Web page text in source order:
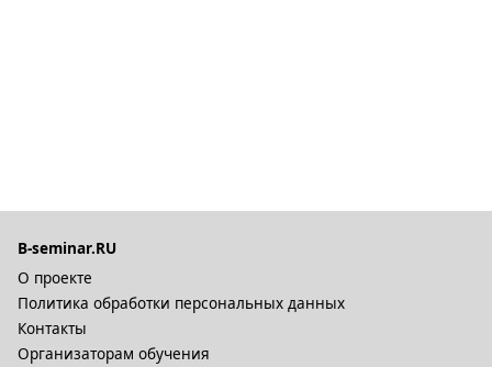
B-seminar.RU
О проекте
Политика обработки персональных данных
Контакты
Организаторам обучения